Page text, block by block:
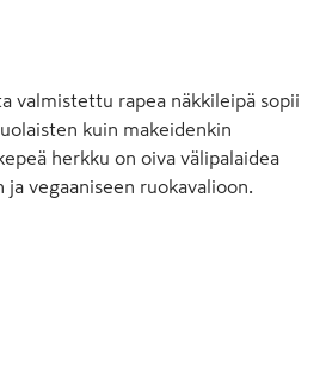
valmistettu rapea näkkileipä sopii
kuin makeidenkin
herkku on oiva välipalaidea
vegaaniseen ruokavalioon.